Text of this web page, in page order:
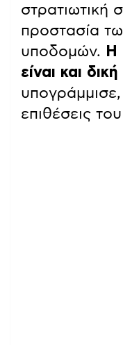
στρατιωτική
προστασία
υποδομών.
Η
είναι και
επιθέσεις